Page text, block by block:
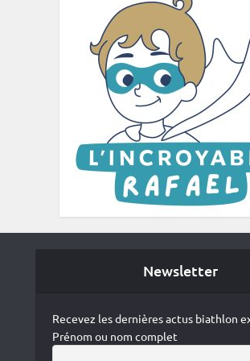
Newsletter
Recevez les dernières actus biathlon
Prénom ou nom complet